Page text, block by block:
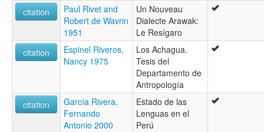
citation
Paul Rivet and
Robert de Wavrin
1951
Un Nouveau
Dialecte Arawak:
Le Resígaro
citation
Espinel Riveros,
Nancy 1975
Los Achagua.
Tesis del
Departamento de
Antropología
citation
García Rivera,
Fernando
Antonio 2000
Estado de las
Lenguas en el
Perú